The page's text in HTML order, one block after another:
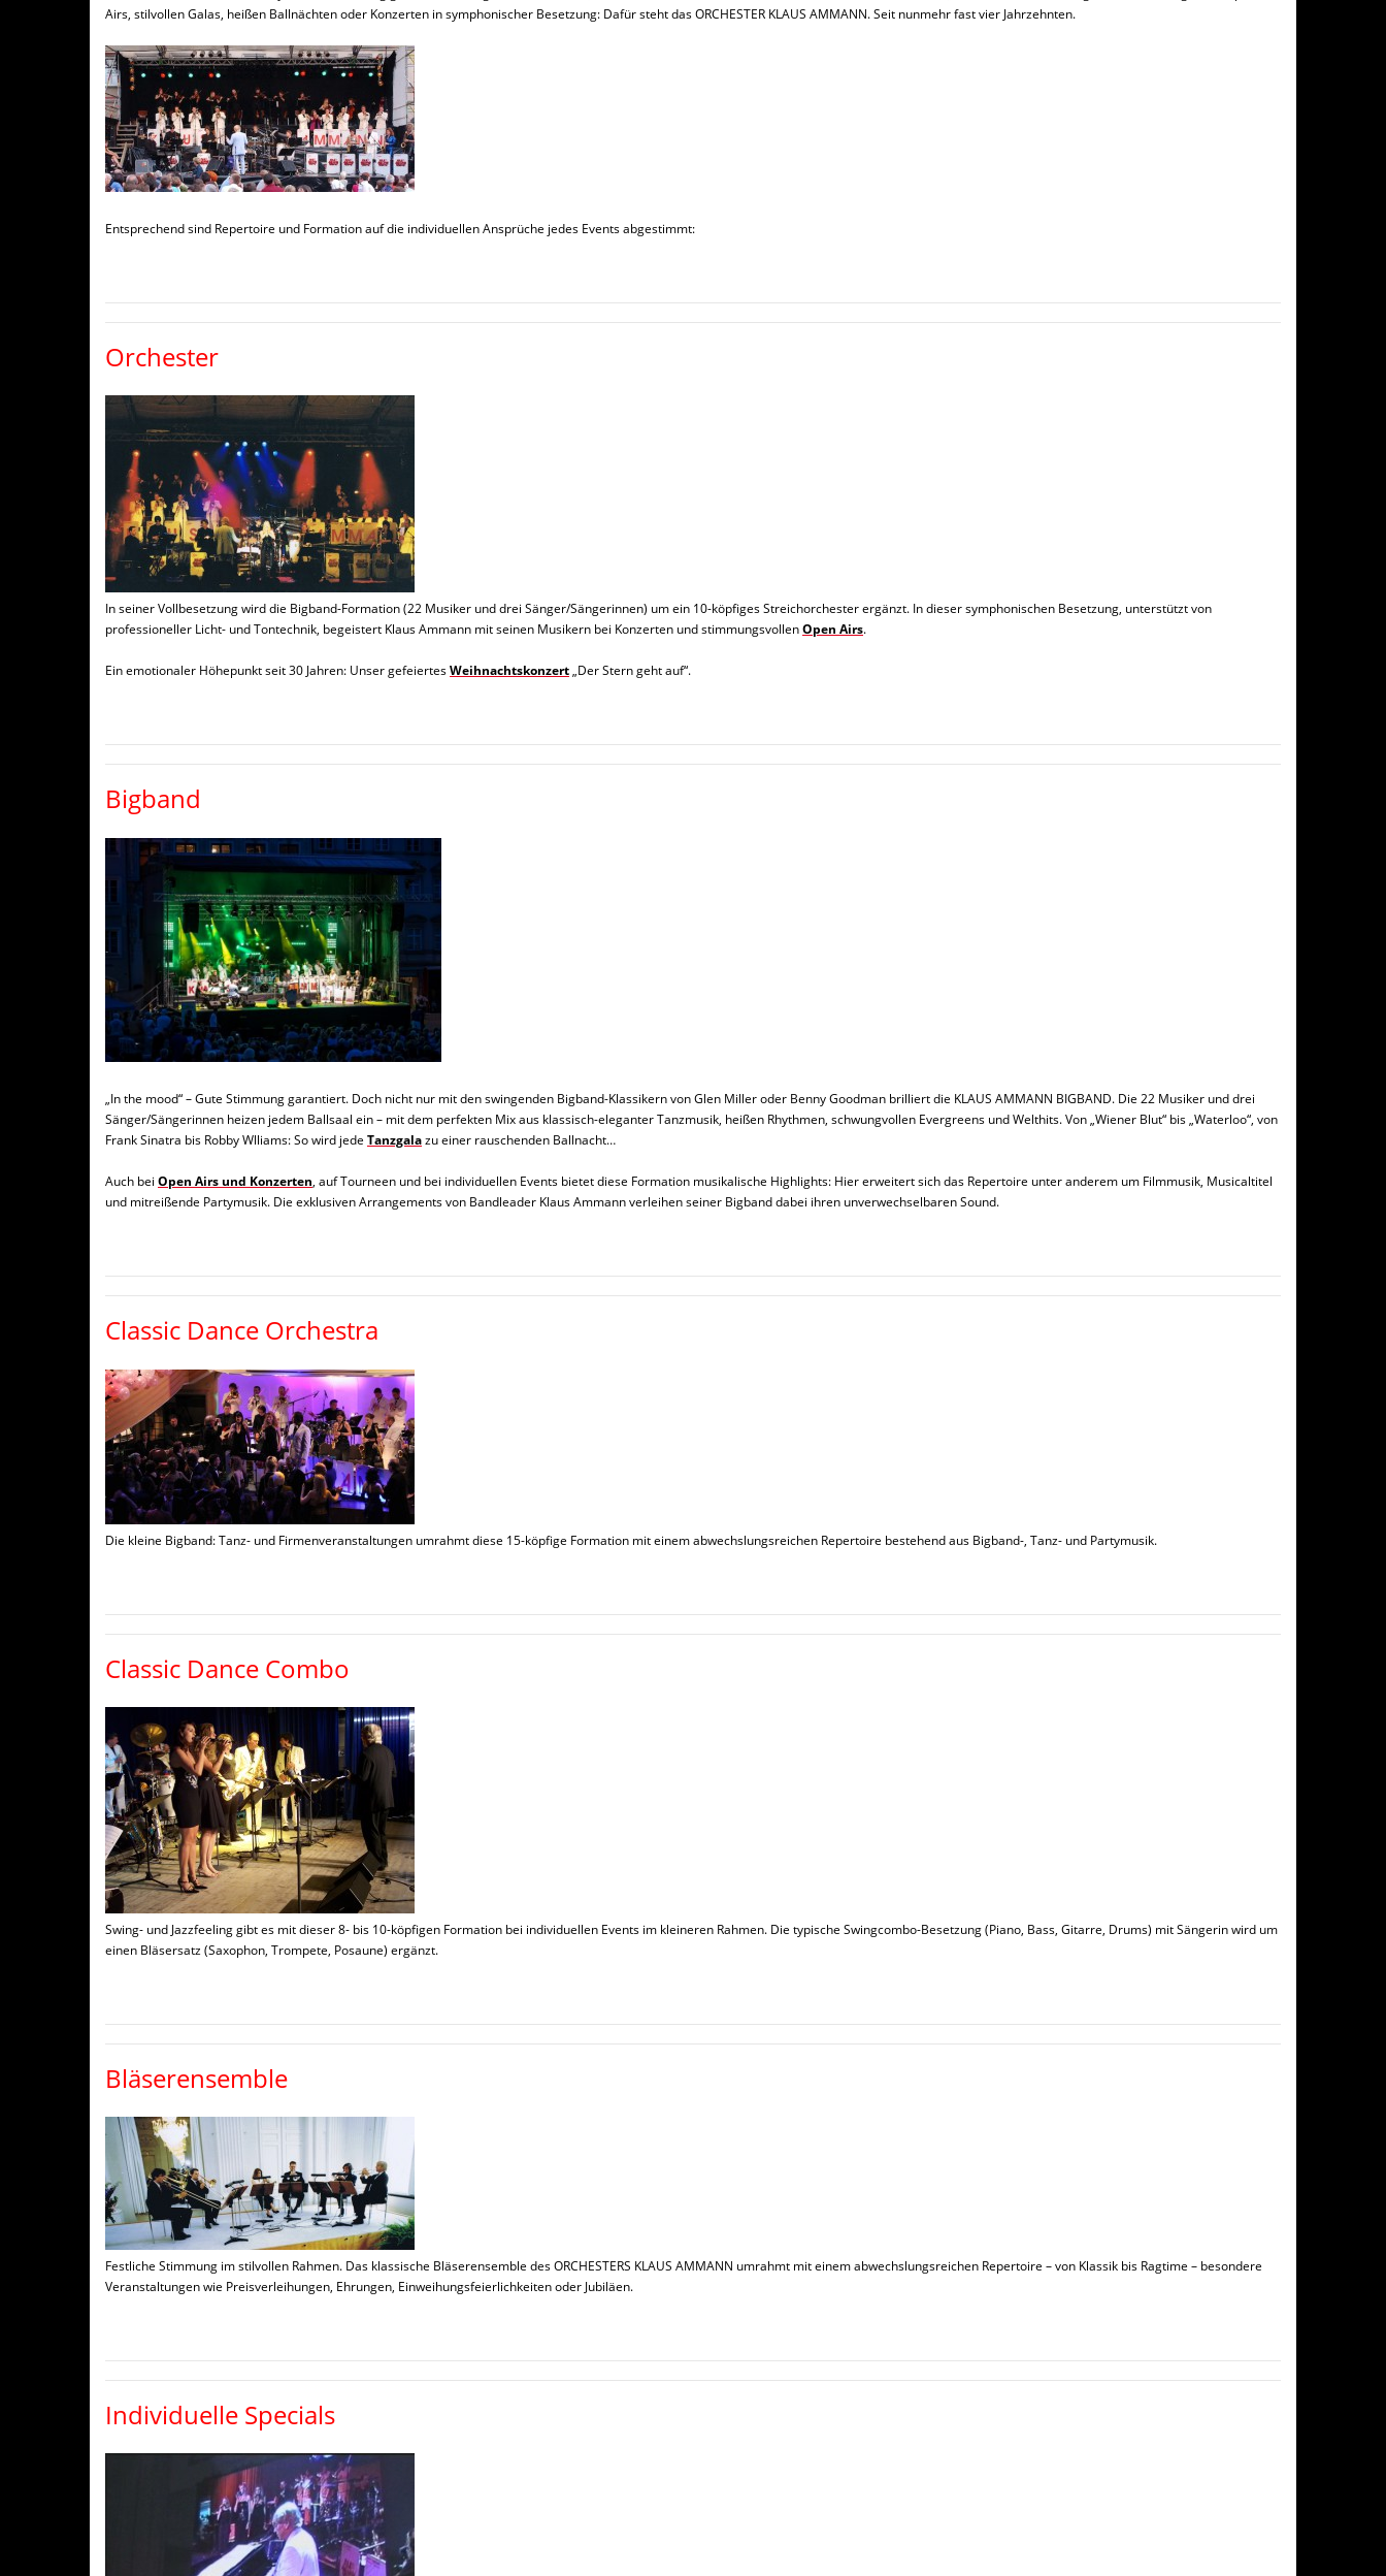
Airs, stilvollen Galas, heißen Ballnächten oder Konzerten in symphonischer Besetzung: Dafür steht das ORCHESTER KLAUS AMMANN. Seit nunmehr fast vier Jahrzehnten.
Entsprechend sind Repertoire und Formation auf die individuellen Ansprüche jedes Events abgestimmt:
Orchester
In seiner Vollbesetzung wird die Bigband-Formation (22 Musiker und drei Sänger/Sängerinnen) um ein 10-köpfiges Streichorchester ergänzt. In dieser symphonischen Besetzung, unterstützt von
professioneller Licht- und Tontechnik, begeistert Klaus Ammann mit seinen Musikern bei Konzerten und stimmungsvollenOpen Airs.
Ein emotionaler Höhepunkt seit 30 Jahren: Unser gefeiertesWeihnachtskonzert„Der Stern geht auf“.
Bigband
„In the mood“ – Gute Stimmung garantiert. Doch nicht nur mit den swingenden Bigband-Klassikern von Glen Miller oder Benny Goodman brilliert die KLAUS AMMANN BIGBAND. Die 22 Musiker und drei
Sänger/Sängerinnen heizen jedem Ballsaal ein – mit dem perfekten Mix aus klassisch-eleganter Tanzmusik, heißen Rhythmen, schwungvollen Evergreens und Welthits. Von „Wiener Blut“ bis „Waterloo“, von
Frank Sinatra bis Robby Wlliams: So wird jede Tanzgalazu einer rauschenden Ballnacht…
Auch bei Open Airs und Konzerten, auf Tourneen und bei individuellen Events bietet diese Formation musikalische Highlights: Hier erweitert sich das Repertoire unter anderem um Filmmusik, Musicaltitel
und mitreißende Partymusik. Die exklusiven Arrangements von Bandleader Klaus Ammann verleihen seiner Bigband dabei ihren unverwechselbaren Sound.
Classic Dance Orchestra
Die kleine Bigband: Tanz- und Firmenveranstaltungen umrahmt diese 15-köpfige Formation mit einem abwechslungsreichen Repertoire bestehend aus Bigband-, Tanz- und Partymusik.
Classic Dance Combo
Swing- und Jazzfeeling gibt es mit dieser 8- bis 10-köpfigen Formation bei individuellen Events im kleineren Rahmen. Die typische Swingcombo-Besetzung (Piano, Bass, Gitarre, Drums) mit Sängerin wird um
einen Bläsersatz (Saxophon, Trompete, Posaune) ergänzt.
Bläserensemble
Festliche Stimmung im stilvollen Rahmen. Das klassische Bläserensemble des ORCHESTERS KLAUS AMMANN umrahmt mit einem abwechslungsreichen Repertoire – von Klassik bis Ragtime – besondere
Veranstaltungen wie Preisverleihungen, Ehrungen, Einweihungsfeierlichkeiten oder Jubiläen.
Individuelle Specials